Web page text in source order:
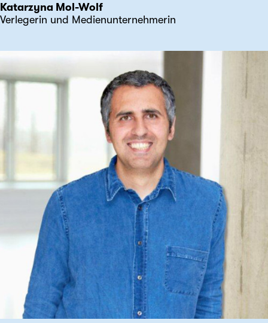
Katarzyna Mol-Wolf
Verlegerin und Medienunternehmerin